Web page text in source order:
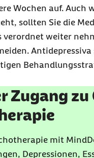
Wochen auf. Auch
sollten Sie die
verordnet weiter
Antidepressiva
Zugang
mit
Depressionen,